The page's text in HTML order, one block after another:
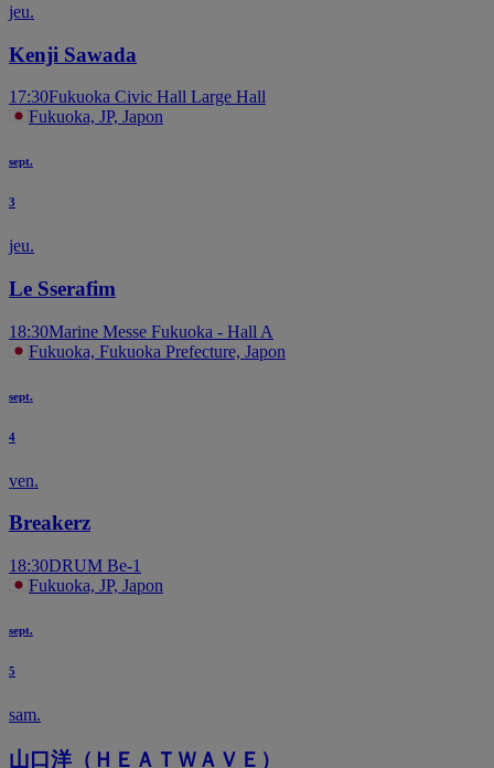
jeu.
Kenji Sawada
17:30Fukuoka Civic Hall Large Hall
Fukuoka, JP, Japon
sept.
3
jeu.
Le Sserafim
18:30Marine Messe Fukuoka - Hall A
Fukuoka, Fukuoka Prefecture, Japon
sept.
4
ven.
Breakerz
18:30DRUM Be-1
Fukuoka, JP, Japon
sept.
5
sam.
山口洋（ＨＥＡＴＷＡＶＥ）